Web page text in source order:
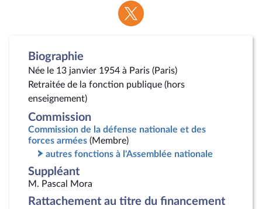
Voir
la
Biographie
Née le 13 janvier 1954 à Paris (Paris)
Retraitée de la fonction publique (hors
enseignement)
Commission
Commission de la défense nationale et des
forces armées (Membre)
autres fonctions à l'Assemblée nationale
Suppléant
M. Pascal Mora
Rattachement au titre du financement